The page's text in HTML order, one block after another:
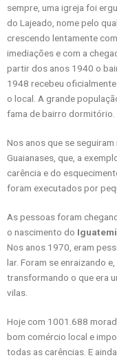
sempre, uma igreja foi
do Lajeado, nome pelo
crescendo lentamente
imediações e com a
partir dos anos 1940 o
1948 recebeu
o local. A grande
fama de bairro dormitório.
Nos anos que se
Guaianases, que, a
carência e do
foram executados por
As pessoas foram
o nascimento do Iguatemi
Nos anos 1970, eram
lar. Foram se enraizando
transformando o que era
vilas.
Hoje com 1001.688
bom comércio local e
todas as carências. E